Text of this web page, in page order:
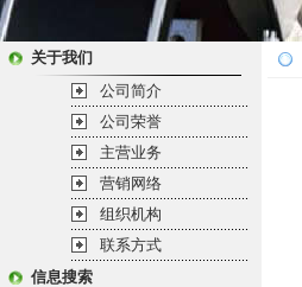
关于我们
公司简介
公司荣誉
主营业务
营销网络
组织机构
联系方式
信息搜索